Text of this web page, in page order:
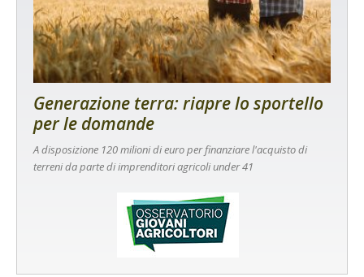
Generazione terra: riapre lo sportello
per le domande
A disposizione 120 milioni di euro per finanziare l'acquisto di
terreni da parte di imprenditori agricoli under 41